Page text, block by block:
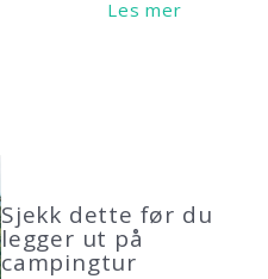
Sjekk dette før du
legger ut på
campingtur